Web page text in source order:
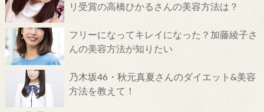
リ受賞の高橋ひかるさんの美容方法は？
フリーになってキレイになった？加藤綾子さ
んの美容方法が知りたい
乃木坂46・秋元真夏さんのダイエット&美容
方法を教えて！